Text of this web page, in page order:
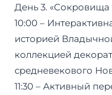
День 3.
10:00 –
историей
коллекцией
средневекового
11:30 – Активный